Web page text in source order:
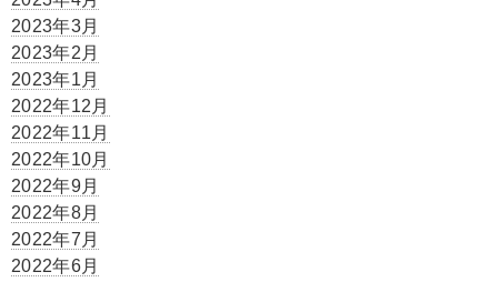
2023年3月
2023年2月
2023年1月
2022年12月
2022年11月
2022年10月
2022年9月
2022年8月
2022年7月
2022年6月